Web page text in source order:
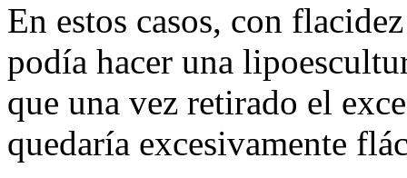
En estos casos, con
podía hacer una
que una vez retirado el
quedaría excesivamente